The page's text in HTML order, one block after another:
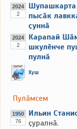
2024
2
Шупашкарта
пысӑк
ҫуннӑ
2024
2
Карапай
шкулӗнче
пулнӑ
Хуш
Пулӑмсем
1950
76
Ильин
ҫуралнӑ.